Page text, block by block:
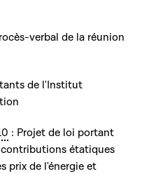
verbal de la réunion
de l'Institut
: Projet de loi portant
étatiques
prix de l'énergie et